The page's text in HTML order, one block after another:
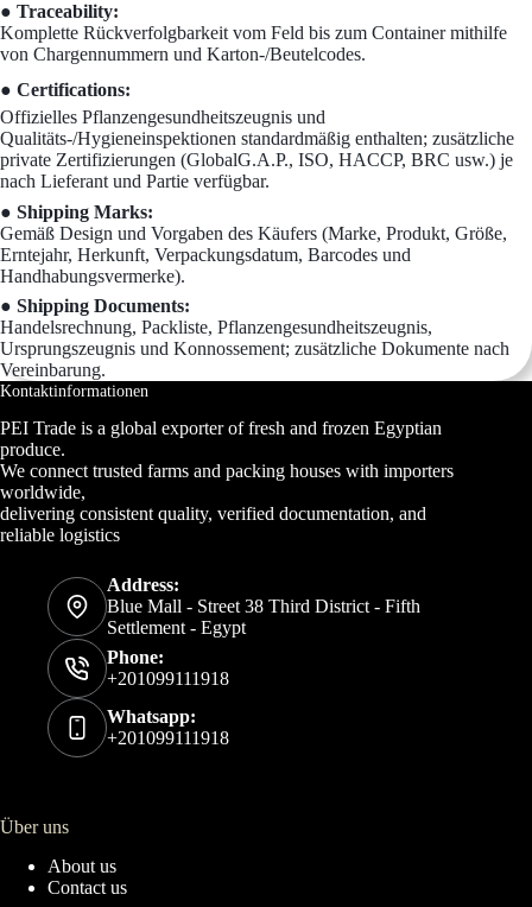
● Traceability:
Komplette Rückverfolgbarkeit vom Feld bis zum Container mithilfe
von Chargennummern und Karton-/Beutelcodes.
● Certifications:
Offizielles Pflanzengesundheitszeugnis und
Qualitäts-/Hygieneinspektionen standardmäßig enthalten; zusätzliche
private Zertifizierungen (GlobalG.A.P., ISO, HACCP, BRC usw.) je
nach Lieferant und Partie verfügbar.
● Shipping Marks:
Gemäß Design und Vorgaben des Käufers (Marke, Produkt, Größe,
Erntejahr, Herkunft, Verpackungsdatum, Barcodes und
Handhabungsvermerke).
● Shipping Documents:
Handelsrechnung, Packliste, Pflanzengesundheitszeugnis,
Ursprungszeugnis und Konnossement; zusätzliche Dokumente nach
Vereinbarung.
Kontaktinformationen
PEI Trade is a global exporter of fresh and frozen Egyptian
produce.
We connect trusted farms and packing houses with importers
worldwide,
delivering consistent quality, verified documentation, and
reliable logistics
Address:
Blue Mall - Street 38 Third District - Fifth
Settlement - Egypt
Phone:
+201099111918
Whatsapp:
+201099111918
Über uns
About us
Contact us